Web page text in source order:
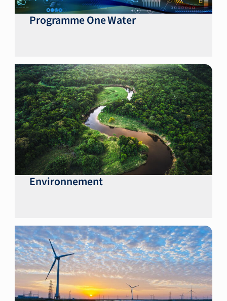
Programme One Water
Environnement